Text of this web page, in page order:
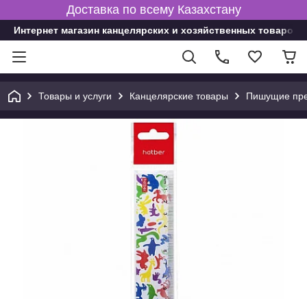
Доставка по всему Казахстану
Интернет магазин канцелярских и хозяйственных товаров
Товары и услуги Канцелярские товары Пишущие